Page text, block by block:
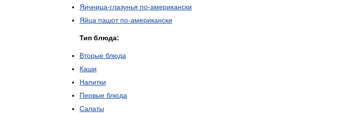
Яичница-глазунья по-американски
Яйца пашот по-американски
Тип блюда:
Вторые блюда
Каши
Напитки
Первые блюда
Салаты